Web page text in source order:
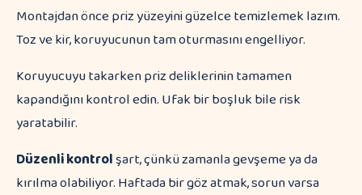
Montajdan önce priz yüzeyini güzelce temizlemek lazım.
Toz ve kir, koruyucunun tam oturmasını engelliyor.
Koruyucuyu takarken priz deliklerinin tamamen
kapandığını kontrol edin. Ufak bir boşluk bile risk
yaratabilir.
Düzenli kontrolşart, çünkü zamanla gevşeme ya da
kırılma olabiliyor. Haftada bir göz atmak, sorun varsa